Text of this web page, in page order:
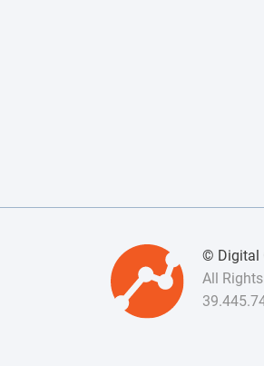
© Digital
All